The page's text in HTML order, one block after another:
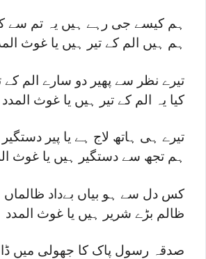
ہم کیسے جی رہے ہیں یہ تم سے
ہم ہیں الم کے تیر ہیں یا غوث
تیرے نظر سے پھیر دو سارے الم کے
کیا یہ الم کے تیر ہیں یا غوث المدد
تیرے ہی ہاتھ لاج ہے یا پیر دستگیر
ہم تجھ سے دستگیر ہیں یا غوث
کس دل سے ہو بیاں بےداد ظالماں
ظالم بڑے شریر ہیں یا غوث المدد
صدقہ رسول پاک کا جھولی میں